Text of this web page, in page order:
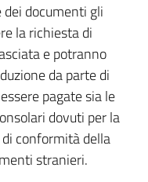
documenti gli
la richiesta di
e potranno
da parte di
pagate sia le
dovuti per la
conformità della
stranieri.